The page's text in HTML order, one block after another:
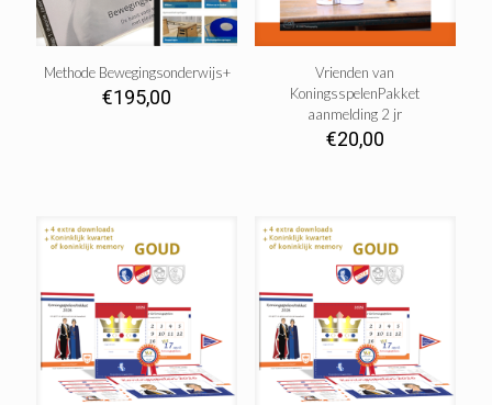
Methode Bewegingsonderwijs+
€195,00
Vrienden van
KoningsspelenPakket
aanmelding 2 jr
€20,00